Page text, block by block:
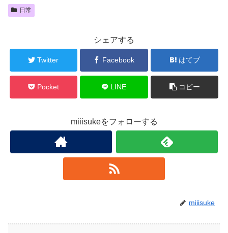
日常
シェアする
Twitter Facebook はてブ
Pocket LINE コピー
miiisukeをフォローする
miiisuke